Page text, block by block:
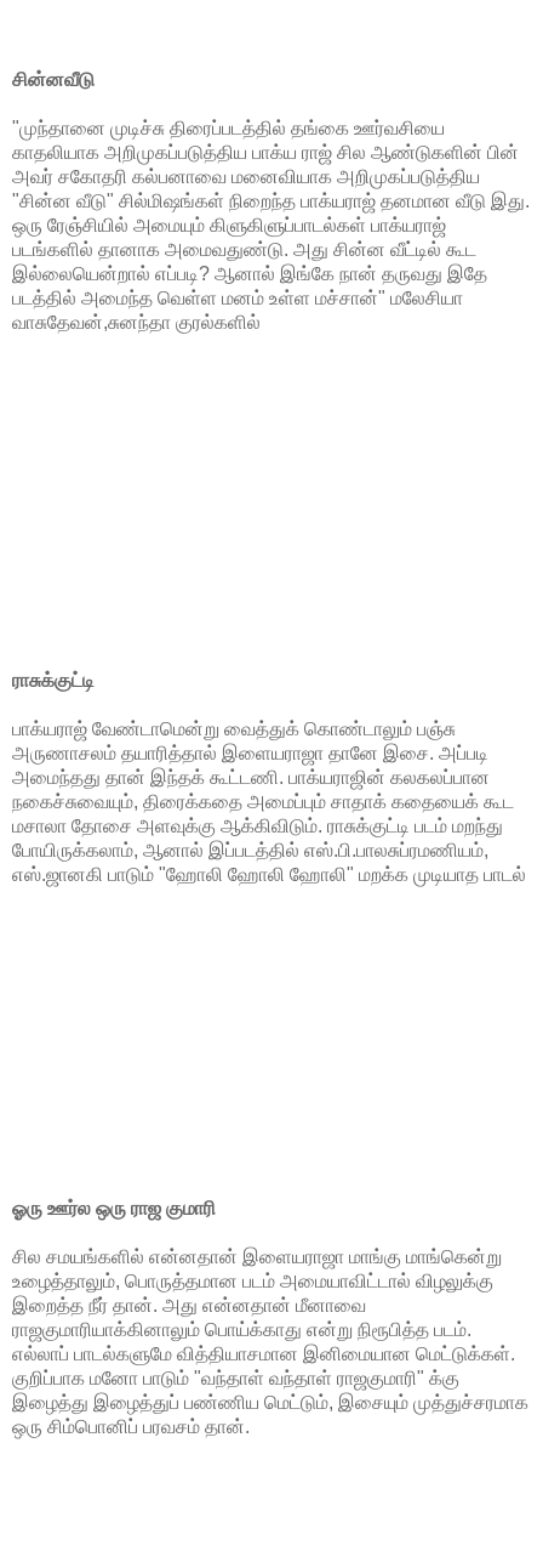
சின்னவீடு
"முந்தானை முடிச்சு திரைப்படத்தில் தங்கை ஊர்வசியை
காதலியாக அறிமுகப்படுத்திய பாக்ய ராஜ் சில ஆண்டுகளின் பின்
அவர் சகோதரி கல்பனாவை மனைவியாக அறிமுகப்படுத்திய
"சின்ன வீடு" சில்மிஷங்கள் நிறைந்த பாக்யராஜ் தனமான வீடு இது.
ஒரு ரேஞ்சியில் அமையும் கிளுகிளுப்பாடல்கள் பாக்யராஜ்
படங்களில் தானாக அமைவதுண்டு. அது சின்ன வீட்டில் கூட
இல்லையென்றால் எப்படி? ஆனால் இங்கே நான் தருவது இதே
படத்தில் அமைந்த வெள்ள மனம் உள்ள மச்சான்" மலேசியா
வாசுதேவன்,சுனந்தா குரல்களில்
ராசுக்குட்டி
பாக்யராஜ் வேண்டாமென்று வைத்துக் கொண்டாலும் பஞ்சு
அருணாசலம் தயாரித்தால் இளையராஜா தானே இசை. அப்படி
அமைந்தது தான் இந்தக் கூட்டணி. பாக்யராஜின் கலகலப்பான
நகைச்சுவையும், திரைக்கதை அமைப்பும் சாதாக் கதையைக் கூட
மசாலா தோசை அளவுக்கு ஆக்கிவிடும். ராசுக்குட்டி படம் மறந்து
போயிருக்கலாம், ஆனால் இப்படத்தில் எஸ்.பி.பாலசுப்ரமணியம்,
எஸ்.ஜானகி பாடும் "ஹோலி ஹோலி ஹோலி" மறக்க முடியாத பாடல்
ஓரு ஊர்ல ஒரு ராஜ குமாரி
சில சமயங்களில் என்னதான் இளையராஜா மாங்கு மாங்கென்று
உழைத்தாலும், பொருத்தமான படம் அமையாவிட்டால் விழலுக்கு
இறைத்த நீர் தான். அது என்னதான் மீனாவை
ராஜகுமாரியாக்கினாலும் பொய்க்காது என்று நிரூபித்த படம்.
எல்லாப் பாடல்களுமே வித்தியாசமான இனிமையான மெட்டுக்கள்.
குறிப்பாக மனோ பாடும் "வந்தாள் வந்தாள் ராஜகுமாரி" க்கு
இழைத்து இழைத்துப் பண்ணிய மெட்டும், இசையும் முத்துச்சரமாக
ஒரு சிம்பொனிப் பரவசம் தான்.